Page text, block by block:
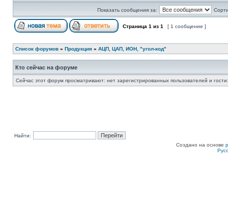
Показать сообщения за:
Страница 1 из 1 [ 1 сообщение ]
Список форумов » Продукция » АЦП, ЦАП, ИОН, "угол-код"
Кто сейчас на форуме
Сейчас этот форум просматривают: нет зарегистрированных пользователей и
Найти:
Создано на основе